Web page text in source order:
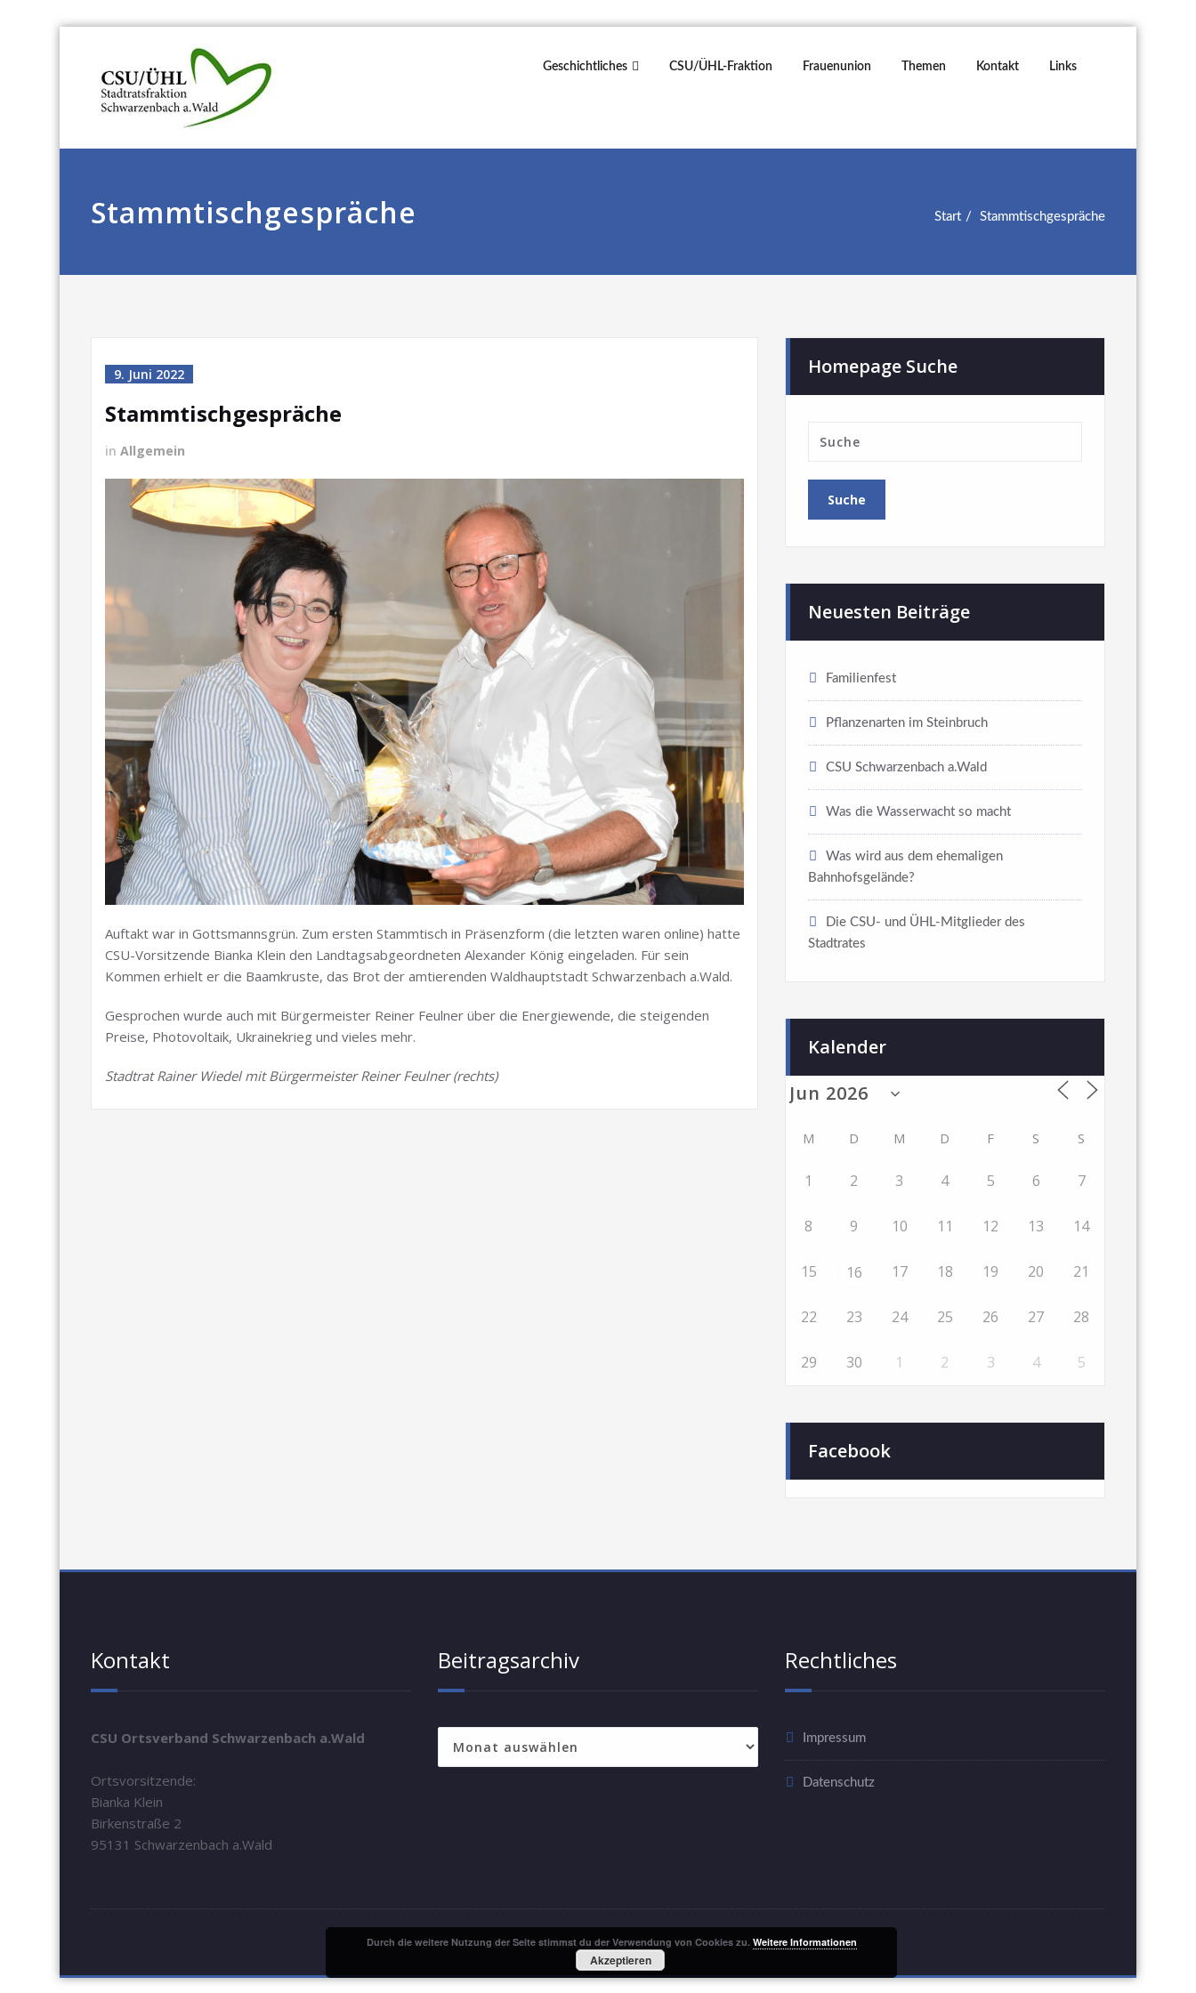
Geschichtliches CSU/ÜHL-Fraktion Frauenunion Themen Kontakt Links
Stammtischgespräche Start Stammtischgespräche
9. Juni 2022
Stammtischgespräche
in Allgemein
Auftakt war in Gottsmannsgrün. Zum ersten Stammtisch in Präsenzform (die letzten waren online) hatte
CSU-Vorsitzende Bianka Klein den Landtagsabgeordneten Alexander König eingeladen. Für sein
Kommen erhielt er die Baamkruste, das Brot der amtierenden Waldhauptstadt Schwarzenbach a.Wald.
Gesprochen wurde auch mit Bürgermeister Reiner Feulner über die Energiewende, die steigenden
Preise, Photovoltaik, Ukrainekrieg und vieles mehr.
Stadtrat Rainer Wiedel mit Bürgermeister Reiner Feulner (rechts)
Homepage Suche
Neuesten Beiträge
Familienfest
Pflanzenarten im Steinbruch
CSU Schwarzenbach a.Wald
Was die Wasserwacht so macht
Was wird aus dem ehemaligen
Bahnhofsgelände?
Die CSU- und ÜHL-Mitglieder des
Stadtrates
Kalender
M D M D F S S
1 2 3 4 5 6 7
8 9 10 11 12 13 14
15 16 17 18 19 20 21
22 23 24 25 26 27 28
29 30 1 2 3 4 5
Facebook
Kontakt
CSU Ortsverband Schwarzenbach a.Wald
Ortsvorsitzende:
Bianka Klein
Birkenstraße 2
95131 Schwarzenbach a.Wald
Beitragsarchiv Rechtliches
Impressum
Datenschutz
CSU/ÜHL Schwarzenbach am Wald
Durch die weitere Nutzung der Seite stimmst du der Verwendung von Cookies zu. Weitere Informationen
Akzeptieren